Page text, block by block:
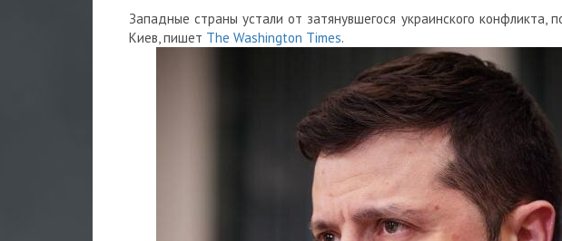
Западные страны устали от затянувшегося украинского
Киев, пишет The Washington Times.